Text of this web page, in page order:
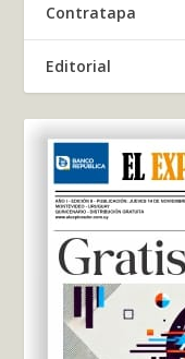
Contratapa
Editorial